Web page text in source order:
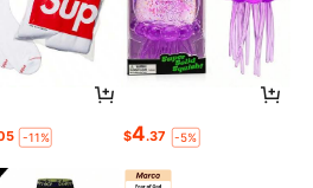
-11% $4.37 -5%